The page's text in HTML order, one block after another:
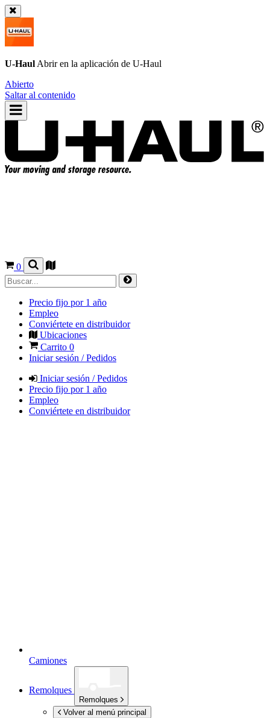
U-Haul Abrir en la aplicación de U-Haul
Abierto
Saltar al contenido
0
Precio fijo por 1 año
Empleo
Conviértete en distribuidor
Ubicaciones
Carrito 0
Iniciar sesión / Pedidos
Iniciar sesión / Pedidos
Precio fijo por 1 año
Empleo
Conviértete en distribuidor
Camiones
Remolques
Remolques
Volver al menú principal